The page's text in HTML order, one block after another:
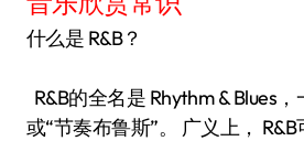
什么是 R&B？
R&B的全名是 Rhythm & Blues
或“节奏布鲁斯”。 广义上，